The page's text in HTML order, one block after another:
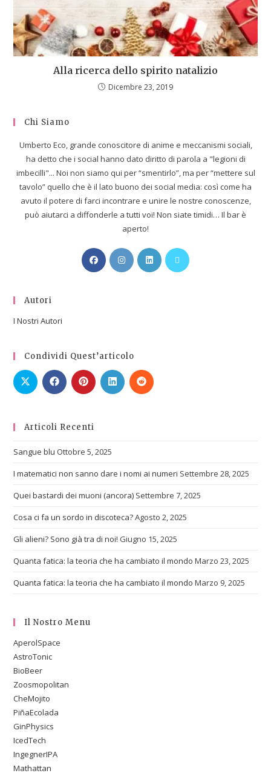
Alla ricerca dello spirito natalizio
Dicembre 23, 2019
Chi Siamo
Umberto Eco, grande conoscitore di anime e meccanismi sociali,
ha detto che i social hanno dato diritto di parola a "legioni di
imbecilli"... Noi non siamo qui per “smentirlo”, ma per “mettere sul
tavolo” quello che è il lato buono dei social media: così come ha
avuto il potere di farci incontrare e unire le nostre conoscenze,
può aiutarci a diffonderle a tutti voi! Non siate timidi… Il bar è
aperto!
Autori
I Nostri Autori
Condividi Quest’articolo
Articoli Recenti
Sangue blu Ottobre 5, 2025
I matematici non sanno dare i nomi ai numeri Settembre 28, 2025
Quei bastardi dei muoni (ancora) Settembre 7, 2025
Cosa ci fa un sordo in discoteca?Agosto 2, 2025
Gli alieni? Sono già tra di noi! Giugno 15, 2025
Quanta fatica: la teoria che ha cambiato il mondo Marzo 23, 2025
Quanta fatica: la teoria che ha cambiato il mondo Marzo 9, 2025
Il Nostro Menu
AperolSpace
AstroTonic
BioBeer
Zoosmopolitan
CheMojito
PiñaEcolada
GinPhysics
IcedTech
IngegnerIPA
Mathattan